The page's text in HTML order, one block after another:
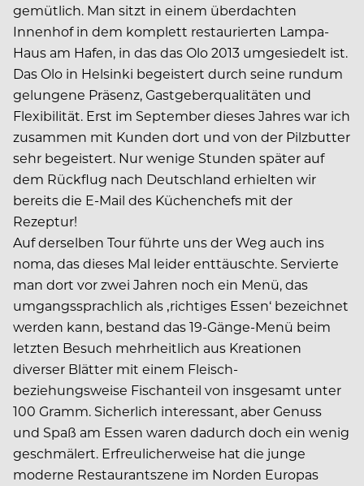
gemütlich. Man sitzt in einem überdachten
Innenhof in dem komplett restaurierten Lampa-
Haus am Hafen, in das das Olo 2013 umgesiedelt ist.
Das Olo in Helsinki begeistert durch seine rundum
gelungene Präsenz, Gastgeberqualitäten und
Flexibilität. Erst im September dieses Jahres war ich
zusammen mit Kunden dort und von der Pilzbutter
sehr begeistert. Nur wenige Stunden später auf
dem Rückflug nach Deutschland erhielten wir
bereits die E-Mail des Küchenchefs mit der
Rezeptur!
Auf derselben Tour führte uns der Weg auch ins
noma, das dieses Mal leider enttäuschte. Servierte
man dort vor zwei Jahren noch ein Menü, das
umgangssprachlich als ‚richtiges Essen‘ bezeichnet
werden kann, bestand das 19-Gänge-Menü beim
letzten Besuch mehrheitlich aus Kreationen
diverser Blätter mit einem Fleisch-
beziehungsweise Fischanteil von insgesamt unter
100 Gramm. Sicherlich interessant, aber Genuss
und Spaß am Essen waren dadurch doch ein wenig
geschmälert. Erfreulicherweise hat die junge
moderne Restaurantszene im Norden Europas